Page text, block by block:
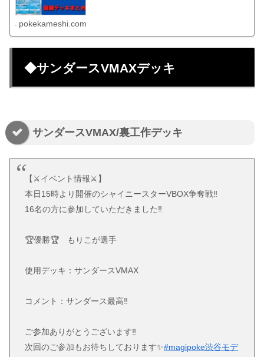
pokekameshi.com
◆サンダースVMAXデッキ
サンダースVMAX/裏工作デッキ
【⚔️イベント情報⚔️】
本日15時より開催のシャイニースターVBOX争奪戦‼
16名の方に参加していただきました‼️
🏆優勝🏆 もりこが選手
使用デッキ：サンダースVMAX
コメント：サンダース最高‼️
ご参加ありがとうございます‼
次回のご参加もお待ちしております✨#magipoke渋谷モデ